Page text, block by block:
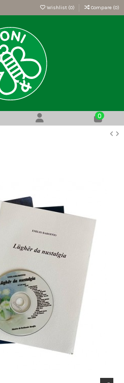
Wishlist (0) Compare (0)
0